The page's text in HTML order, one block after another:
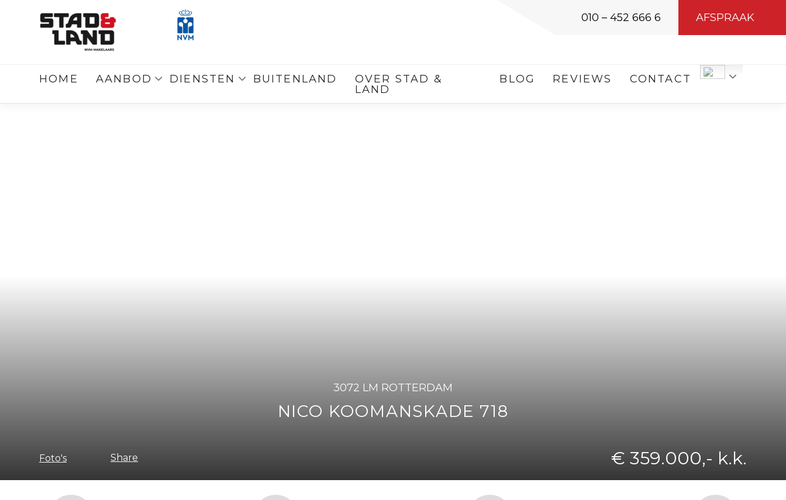
010 – 452 666 6 AFSPRAAK
HOME AANBOD DIENSTEN BUITENLAND
OVER STAD &
LAND
BLOG REVIEWS CONTACT
3072 LM ROTTERDAM
NICO KOOMANSKADE 718
Foto's Share € 359.000,- k.k.